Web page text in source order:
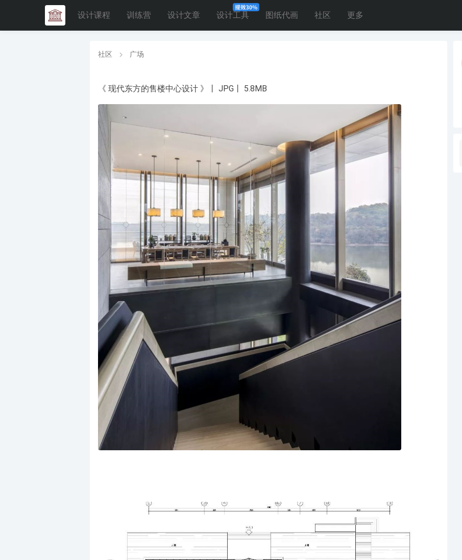
设计课程 训练营 设计文章 设计工具 图纸代画 社区 更多
社区 广场
《 现代东方的售楼中心设计 》丨 JPG丨 5.8MB